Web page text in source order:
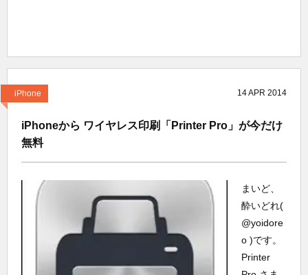
iPhone 14APR 2014
iPhoneから ワイヤレス印刷「Printer Pro」が今だけ
無料
まいど、
酔いどれ(
@yoidore
o )です。
Printer